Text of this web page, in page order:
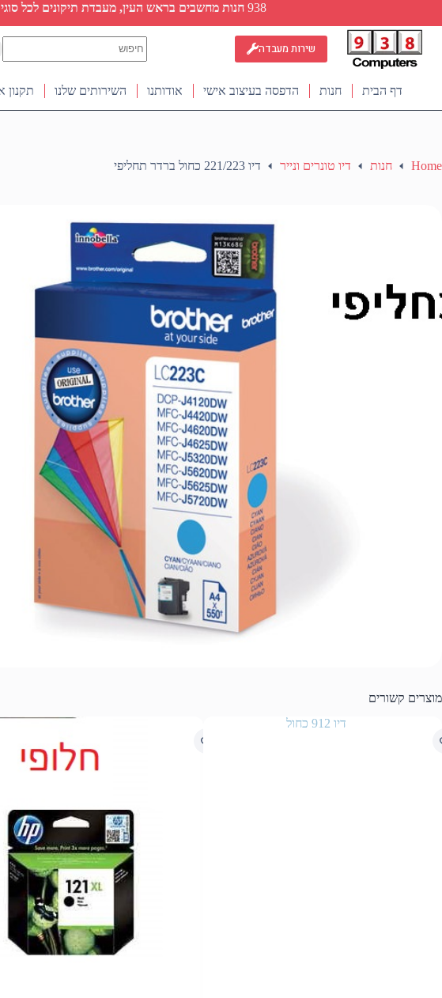
content
938 חנות מחשבים בראש העין, מעבדת תיקונים לכל
שירות מעבדה
results
דף הבית
חנות הדפסה בעיצוב אישי אודותנו השירותים שלנו תקנון
Home חנות דיו טונרים ונייר דיו 221/223 כחול ברדר תחליפי
מוצרים קשורים